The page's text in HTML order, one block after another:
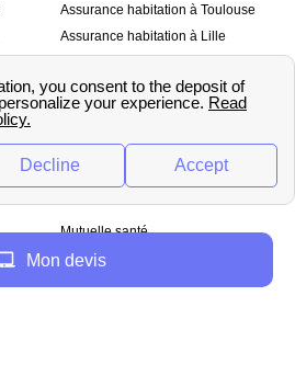
Assurance habitation à Toulouse
Assurance habitation à Lille
Mentions légales
Mutuelle santé
Mon devis